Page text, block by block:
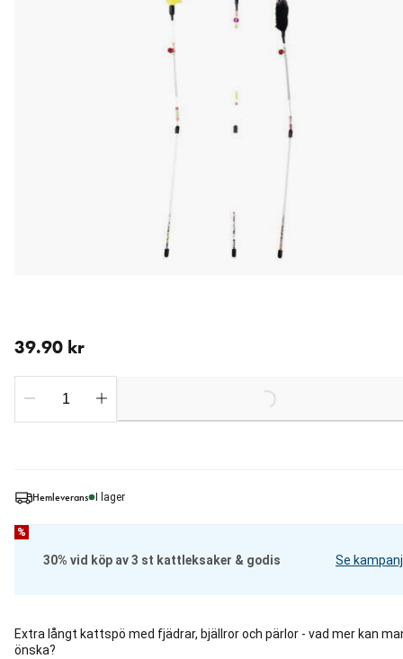
Hemleverans I lager
%
30% vid köp av 3 st kattleksaker & godis Se kampanj
Extra långt kattspö med fjädrar, bjällror och pärlor - vad mer kan
önska?
39.90 kr
Loading...